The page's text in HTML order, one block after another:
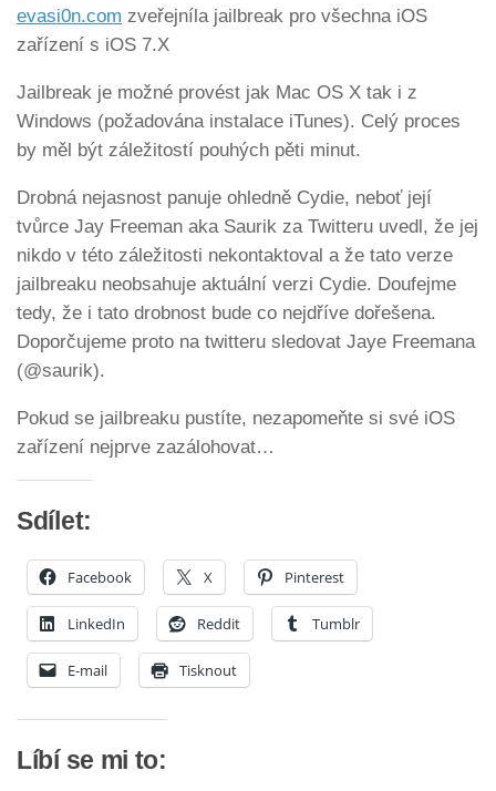
evasi0n.com zveřejníla jailbreak pro všechna iOS
zařízení s iOS 7.X
Jailbreak je možné provést jak Mac OS X tak i z
Windows (požadována instalace iTunes). Celý proces
by měl být záležitostí pouhých pěti minut.
Drobná nejasnost panuje ohledně Cydie, neboť její
tvůrce Jay Freeman aka Saurik za Twitteru uvedl, že jej
nikdo v této záležitosti nekontaktoval a že tato verze
jailbreaku neobsahuje aktuální verzi Cydie. Doufejme
tedy, že i tato drobnost bude co nejdříve dořešena.
Doporčujeme proto na twitteru sledovat Jaye Freemana
(@saurik).
Pokud se jailbreaku pustíte, nezapomeňte si své iOS
zařízení nejprve zazálohovat…
Sdílet:
Facebook X Pinterest
LinkedIn Reddit Tumblr
E-mail Tisknout
Líbí se mi to: